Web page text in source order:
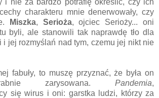
charakteru mnie denerwowały, czy
Miszka, Serioża, ojciec Serioży... oni
byli, ale stanowili tak naprawdę tło dla
i jej rozmyślań nad tym, czemu jej nikt nie
fabuły, to muszę przyznać, że była on
zarysowana. Pandemia,
się wirus i oni: garstka ludzi, którzy za